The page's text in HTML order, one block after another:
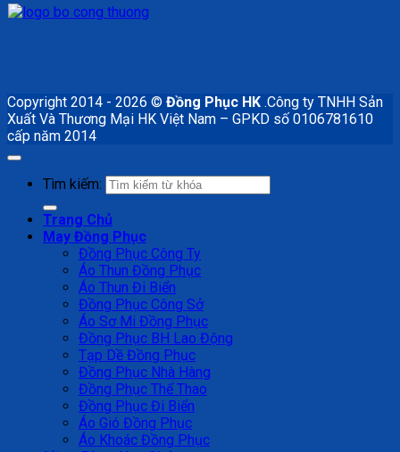
Copyright 2014 - 2026 © Đồng Phục HK .Công ty TNHH Sản
Xuất Và Thương Mại HK Việt Nam – GPKD số 0106781610
cấp năm 2014
Tìm kiếm:
Trang Chủ
May Đồng Phục
Đồng Phục Công Ty
Áo Thun Đồng Phục
Áo Thun Đi Biển
Đồng Phục Công Sở
Áo Sơ Mi Đồng Phục
Đồng Phục BH Lao Động
Tạp Dề Đồng Phục
Đồng Phục Nhà Hàng
Đồng Phục Thể Thao
Đồng Phục Đi Biển
Áo Gió Đồng Phục
Áo Khoác Đồng Phục